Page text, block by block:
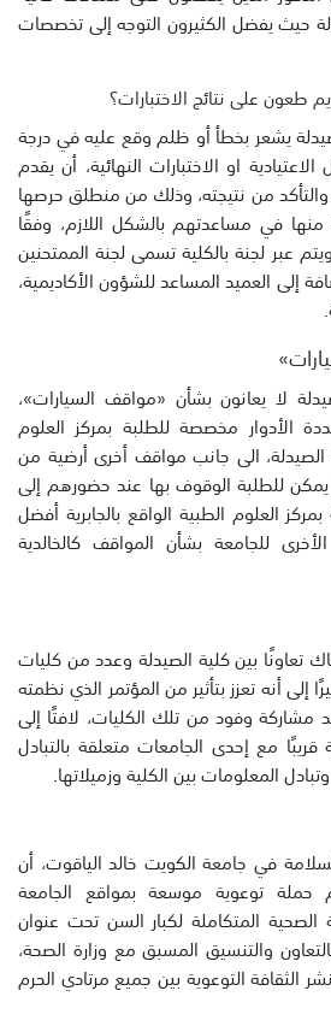
حيث يفضل الكثيرون التوجه إلى تخصصات
طعون على نتائج الاختبارات؟
يشعر بخطأ أو ظلم وقع عليه في درجة
او الاختبارات النهائية، أن يقدم
والتأكد من نتيجته، وذلك من منطلق حرصها
في مساعدتهم بالشكل اللازم، وفقًا
عبر لجنة بالكلية تسمى لجنة الممتحنين
إلى العميد المساعد للشؤون الأكاديمية،
لا يعانون بشأن «مواقف السيارات»،
الأدوار مخصصة للطلبة بمركز العلوم
الى جانب مواقف أخرى أرضية من
للطلبة الوقوف بها عند حضورهم إلى
العلوم الطبية الواقع بالجابرية أفضل
للجامعة بشأن المواقف كالخالدية
بين كلية الصيدلة وعدد من كليات
إلى أنه تعزز بتأثير من المؤتمر الذي نظمته
مشاركة وفود من تلك الكليات، لافتًا إلى
قريبًا مع إحدى الجامعات متعلقة بالتبادل
المعلومات بين الكلية وزميلاتها.
في جامعة الكويت خالد الياقوت، أن
حملة توعوية موسعة بمواقع الجامعة
الصحية المتكاملة لكبار السن تحت عنوان
والتنسيق المسبق مع وزارة الصحة،
الثقافة التوعوية بين جميع مرتادي الحرم